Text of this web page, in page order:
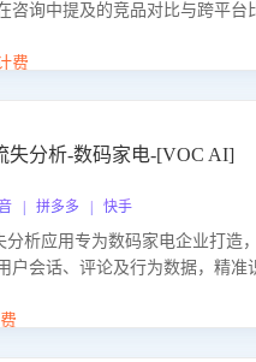
咨询中提及的竞品对比与跨平台
维度交叉对比，并分析消费者的
、突出产品与服务优势，有效提
纯价格竞争，实现精准扬长避短。
费
失分析-数码家电-[VOC AI]
| 拼多多 | 快手
分析应用专为数码家电企业打造
户会话、评论及行为数据，精准
冲击等。系统自动输出可落地的